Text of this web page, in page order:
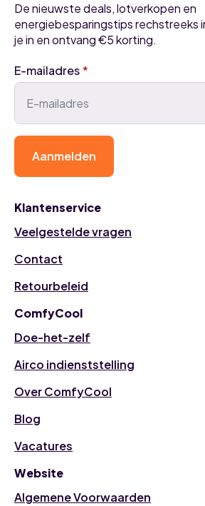
Klantenservice
Veelgestelde vragen
Contact
Retourbeleid
ComfyCool
Doe-het-zelf
Airco indienststelling
Over ComfyCool
Blog
Vacatures
Website
Algemene Voorwaarden
De nieuwste deals, lotverkopen en
energiebesparingstips rechstreeks
je in en ontvang €5 korting.
E-mailadres*
Aanmelden